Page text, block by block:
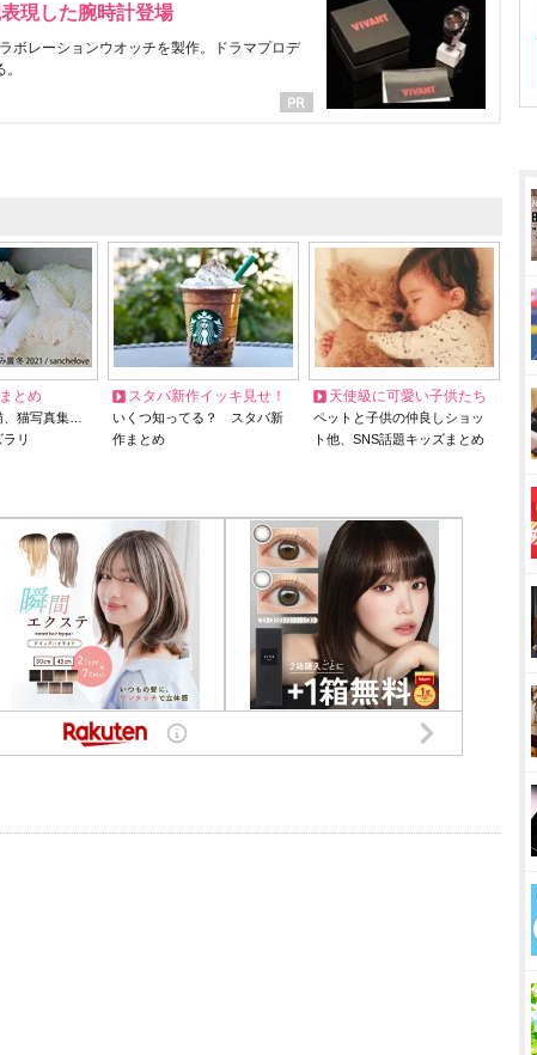
現した腕時計登場
ボレーションウオッチを製作。ドラマプロデ
とめ
、猫写真集…
リ
スタバ新作イッキ見せ！
いくつ知ってる？ スタバ新
作まとめ
天使級に可愛い子供たち
ペットと子供の仲良しショッ
ト他、SNS話題キッズまとめ